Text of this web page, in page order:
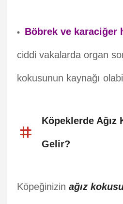
Böbrek ve karaciğer
ciddi vakalarda organ
kokusunun kaynağı
Köpeklerde Ağız
Gelir?
Köpeğinizin ağız